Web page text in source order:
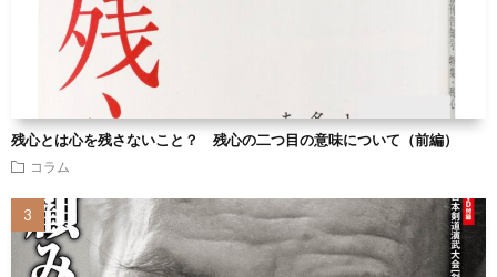
残心とは心を残さないこと？ 残心の二つ目の意味について（前編）
コラム